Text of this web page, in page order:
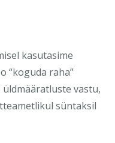
kasutasime
“koguda raha”
vastu,
süntaksil